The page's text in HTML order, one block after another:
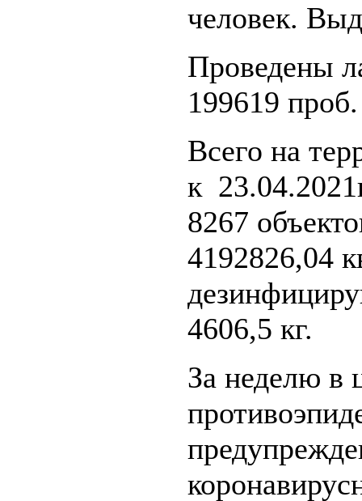
человек.
Проведены
199619 проб.
Всего на
к
8267
4192826,04
4606,5 кг.
За неделю в